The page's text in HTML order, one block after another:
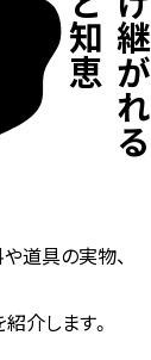
受け継がれる
道具の実物、
介します。